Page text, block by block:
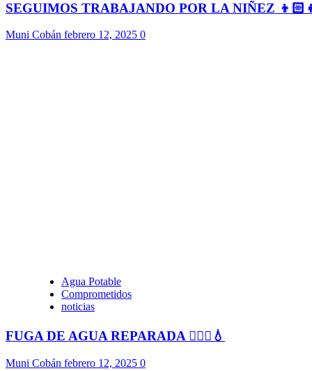
SEGUIMOS TRABAJANDO POR LA NIÑEZ
Muni Cobán febrero 12, 2025 0
Agua Potable
Comprometidos
noticias
FUGA DE AGUA REPARADA 👷🏻‍♂️💧
Muni Cobán febrero 12, 2025 0